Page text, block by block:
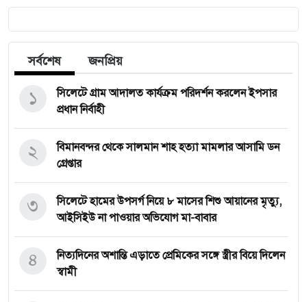
সর্বশেষ জনপ্রিয়
সিলেটে গ্রাম আদালত কার্যক্রম পরিদর্শন করলেন ইপসার
প্রধান নির্বাহী
১
বিমানবন্দর থেকে সালমান শাহ হত্যা মামলার আসামি ডন
গ্রেপ্তার
২
সিলেটে হামের উপসর্গ নিয়ে ৮ মাসের শিশু আয়ানের মৃত্যু,
আইসিইউ না পাওয়ার অভিযোগ মা-বাবার
৩
নিত্যদিনের অশান্তি এড়াতে প্রেমিকের সঙ্গে স্ত্রীর বিয়ে দিলেন
স্বামী
৪